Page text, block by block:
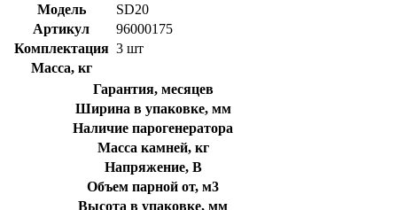
Модель
SD20
Артикул
96000175
Комплектация 3 шт
Масса, кг
Гарантия, месяцев
Ширина в упаковке, мм
Наличие парогенератора
Масса камней, кг
Напряжение, В
Объем парной от, м3
Высота в упаковке, мм